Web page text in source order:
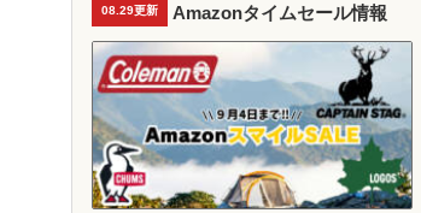
08.29更新 Amazonタイムセール情報